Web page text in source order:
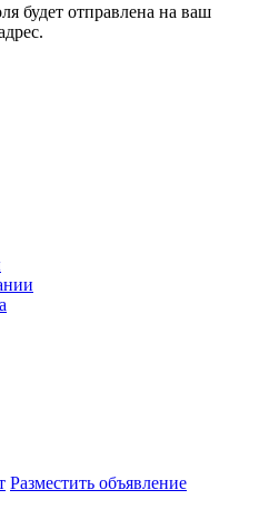
будет отправлена на ваш
Разместить объявление